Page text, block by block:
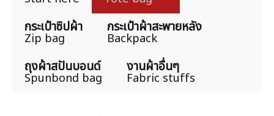
กระเป๋าซิปผ้า
Zip bag
กระเป๋าผ้าสะพายหลัง
Backpack
ถุงผ้าสปันบอนด์
Spunbond bag
งานผ้าอื่นๆ
Fabric stuffs